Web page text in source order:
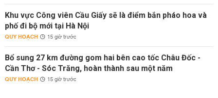
Khu vực Công viên Cầu Giấy sẽ là điểm bắn pháo hoa và
phố đi bộ mới tại Hà Nội
QUY HOẠCH 15 giờ trước
Bổ sung 27 km đường gom hai bên cao tốc Châu Đốc -
Cần Thơ - Sóc Trăng, hoàn thành sau một năm
QUY HOẠCH 15 giờ trước